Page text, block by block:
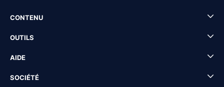
CONTENU
OUTILS
AIDE
SOCIÉTÉ